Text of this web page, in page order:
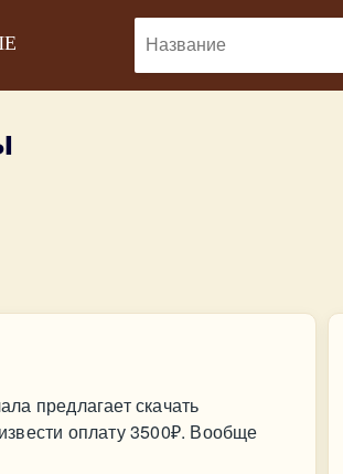
предлагает скачать
оплату 3500₽. Вообще